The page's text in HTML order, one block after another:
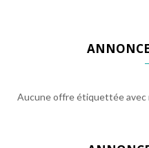
Aucune offre étiquettée avec